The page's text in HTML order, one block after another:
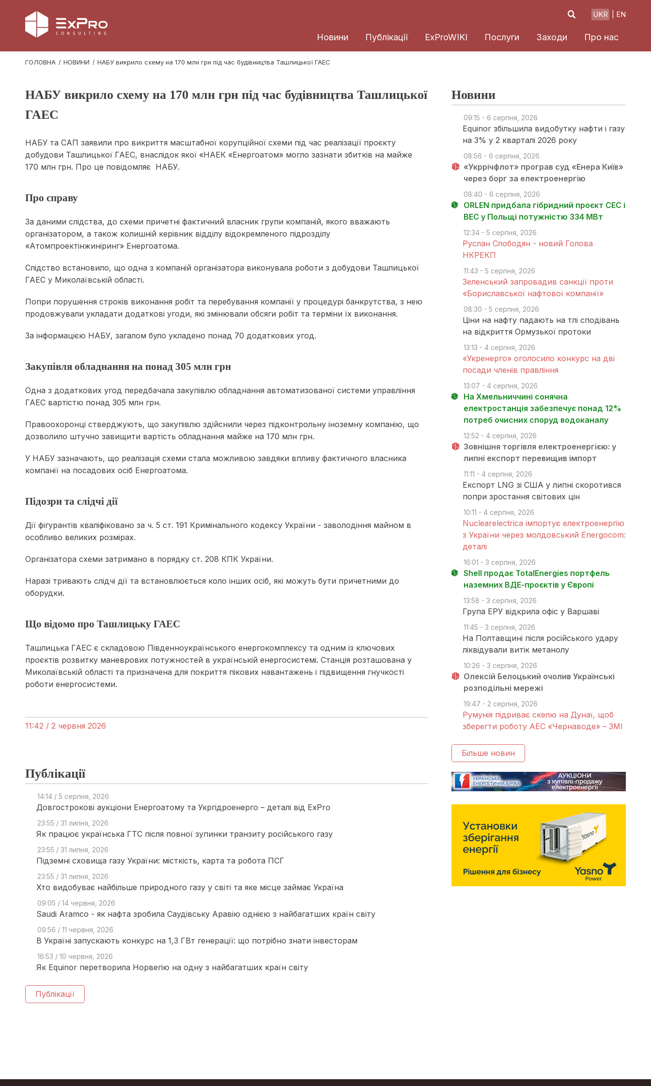
UKR EN
Новини Публікації ExProWIKI Послуги Заходи Про нас
ГОЛОВНА НОВИНИ НАБУ викрило схему на 170 млн грн під час будівництва Ташлицької ГАЕС
НАБУ викрило схему на 170 млн грн під час будівництва Ташлицької
ГАЕС
НАБУ та САП заявили про викриття масштабної корупційної схеми під час реалізації проєкту
добудови Ташлицької ГАЕС, внаслідок якої «НАЕК «Енергоатом» могло зазнати збитків на майже
170 млн грн. Про це повідомляє НАБУ.
Про справу
За даними слідства, до схеми причетні фактичний власник групи компаній, якого вважають
організатором, а також колишній керівник відділу відокремленого підрозділу
«Атомпроектінжиніринг» Енергоатома.
Слідство встановило, що одна з компаній організатора виконувала роботи з добудови Ташлицької
ГАЕС у Миколаївській області.
Попри порушення строків виконання робіт та перебування компанії у процедурі банкрутства, з нею
продовжували укладати додаткові угоди, які змінювали обсяги робіт та терміни їх виконання.
За інформацією НАБУ, загалом було укладено понад 70 додаткових угод.
Закупівля обладнання на понад 305 млн грн
Одна з додаткових угод передбачала закупівлю обладнання автоматизованої системи управління
ГАЕС вартістю понад 305 млн грн.
Правоохоронці стверджують, що закупівлю здійснили через підконтрольну іноземну компанію, що
дозволило штучно завищити вартість обладнання майже на 170 млн грн.
У НАБУ зазначають, що реалізація схеми стала можливою завдяки впливу фактичного власника
компанії на посадових осіб Енергоатома.
Підозри та слідчі дії
Дії фігурантів кваліфіковано за ч. 5 ст. 191 Кримінального кодексу України - заволодіння майном в
особливо великих розмірах.
Організатора схеми затримано в порядку ст. 208 КПК України.
Наразі тривають слідчі дії та встановлюється коло інших осіб, які можуть бути причетними до
оборудки.
Що відомо про Ташлицьку ГАЕС
Ташлицька ГАЕС є складовою Південноукраїнського енергокомплексу та одним із ключових
проєктів розвитку маневрових потужностей в українській енергосистемі. Станція розташована у
Миколаївській області та призначена для покриття пікових навантажень і підвищення гнучкості
роботи енергосистеми.
11:42 / 2 червня 2026
Публікації
14:14 / 5 серпня, 2026
Довгострокові аукціони Енергоатому та Укргідроенерго – деталі від ExPro
23:55 / 31 липня, 2026
Як працює українська ГТС після повної зупинки транзиту російського газу
23:55 / 31 липня, 2026
Підземні сховища газу України: місткість, карта та робота ПСГ
23:55 / 31 липня, 2026
Хто видобуває найбільше природного газу у світі та яке місце займає Україна
09:05 / 14 червня, 2026
Saudi Aramco - як нафта зробила Саудівську Аравію однією з найбагатших країн світу
09:56 / 11 червня, 2026
В Україні запускають конкурс на 1,3 ГВт генерації: що потрібно знати інвесторам
16:53 / 10 червня, 2026
Як Equinor перетворила Норвегію на одну з найбагатших країн світу
Публікації
Новини
09:15 - 6 серпня, 2026
Equinor збільшила видобутку нафти і газу
на 3% у 2 кварталі 2026 року
08:56 - 6 серпня, 2026
«Укррічфлот» програв суд «Енера Київ»
через борг за електроенергію
08:40 - 6 серпня, 2026
ORLEN придбала гібридний проєкт СЕС і
ВЕС у Польщі потужністю 334 МВт
12:34 - 5 серпня, 2026
Руслан Слободян - новий Голова
НКРЕКП
11:43 - 5 серпня, 2026
Зеленський запровадив санкції проти
«Бориславської нафтової компанії»
08:30 - 5 серпня, 2026
Ціни на нафту падають на тлі сподівань
на відкриття Ормузької протоки
13:13 - 4 серпня, 2026
«Укренерго» оголосило конкурс на дві
посади членів правління
13:07 - 4 серпня, 2026
На Хмельниччині сонячна
електростанція забезпечує понад 12%
потреб очисних споруд водоканалу
12:52 - 4 серпня, 2026
Зовнішня торгівля електроенергією: у
липні експорт перевищив імпорт
11:11 - 4 серпня, 2026
Експорт LNG зі США у липні скоротився
попри зростання світових цін
10:11 - 4 серпня, 2026
Nuclearelectrica імпортує електроенергію
з України через молдовський Energocom:
деталі
16:01 - 3 серпня, 2026
Shell продає TotalEnergies портфель
наземних ВДЕ-проєктів у Європі
13:58 - 3 серпня, 2026
Група ЕРУ відкрила офіс у Варшаві
11:45 - 3 серпня, 2026
На Полтавщині після російського удару
ліквідували витік метанолу
10:26 - 3 серпня, 2026
Олексій Белоцький очолив Українські
розподільні мережі
19:47 - 2 серпня, 2026
Румунія підриває скелю на Дунаї, щоб
зберегти роботу АЕС «Чернаводе» – ЗМІ
Більше новин